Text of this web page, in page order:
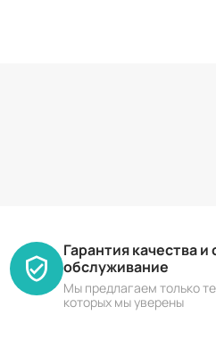
Гарантия качества и
обслуживание
Мы предлагаем только
которых мы уверены